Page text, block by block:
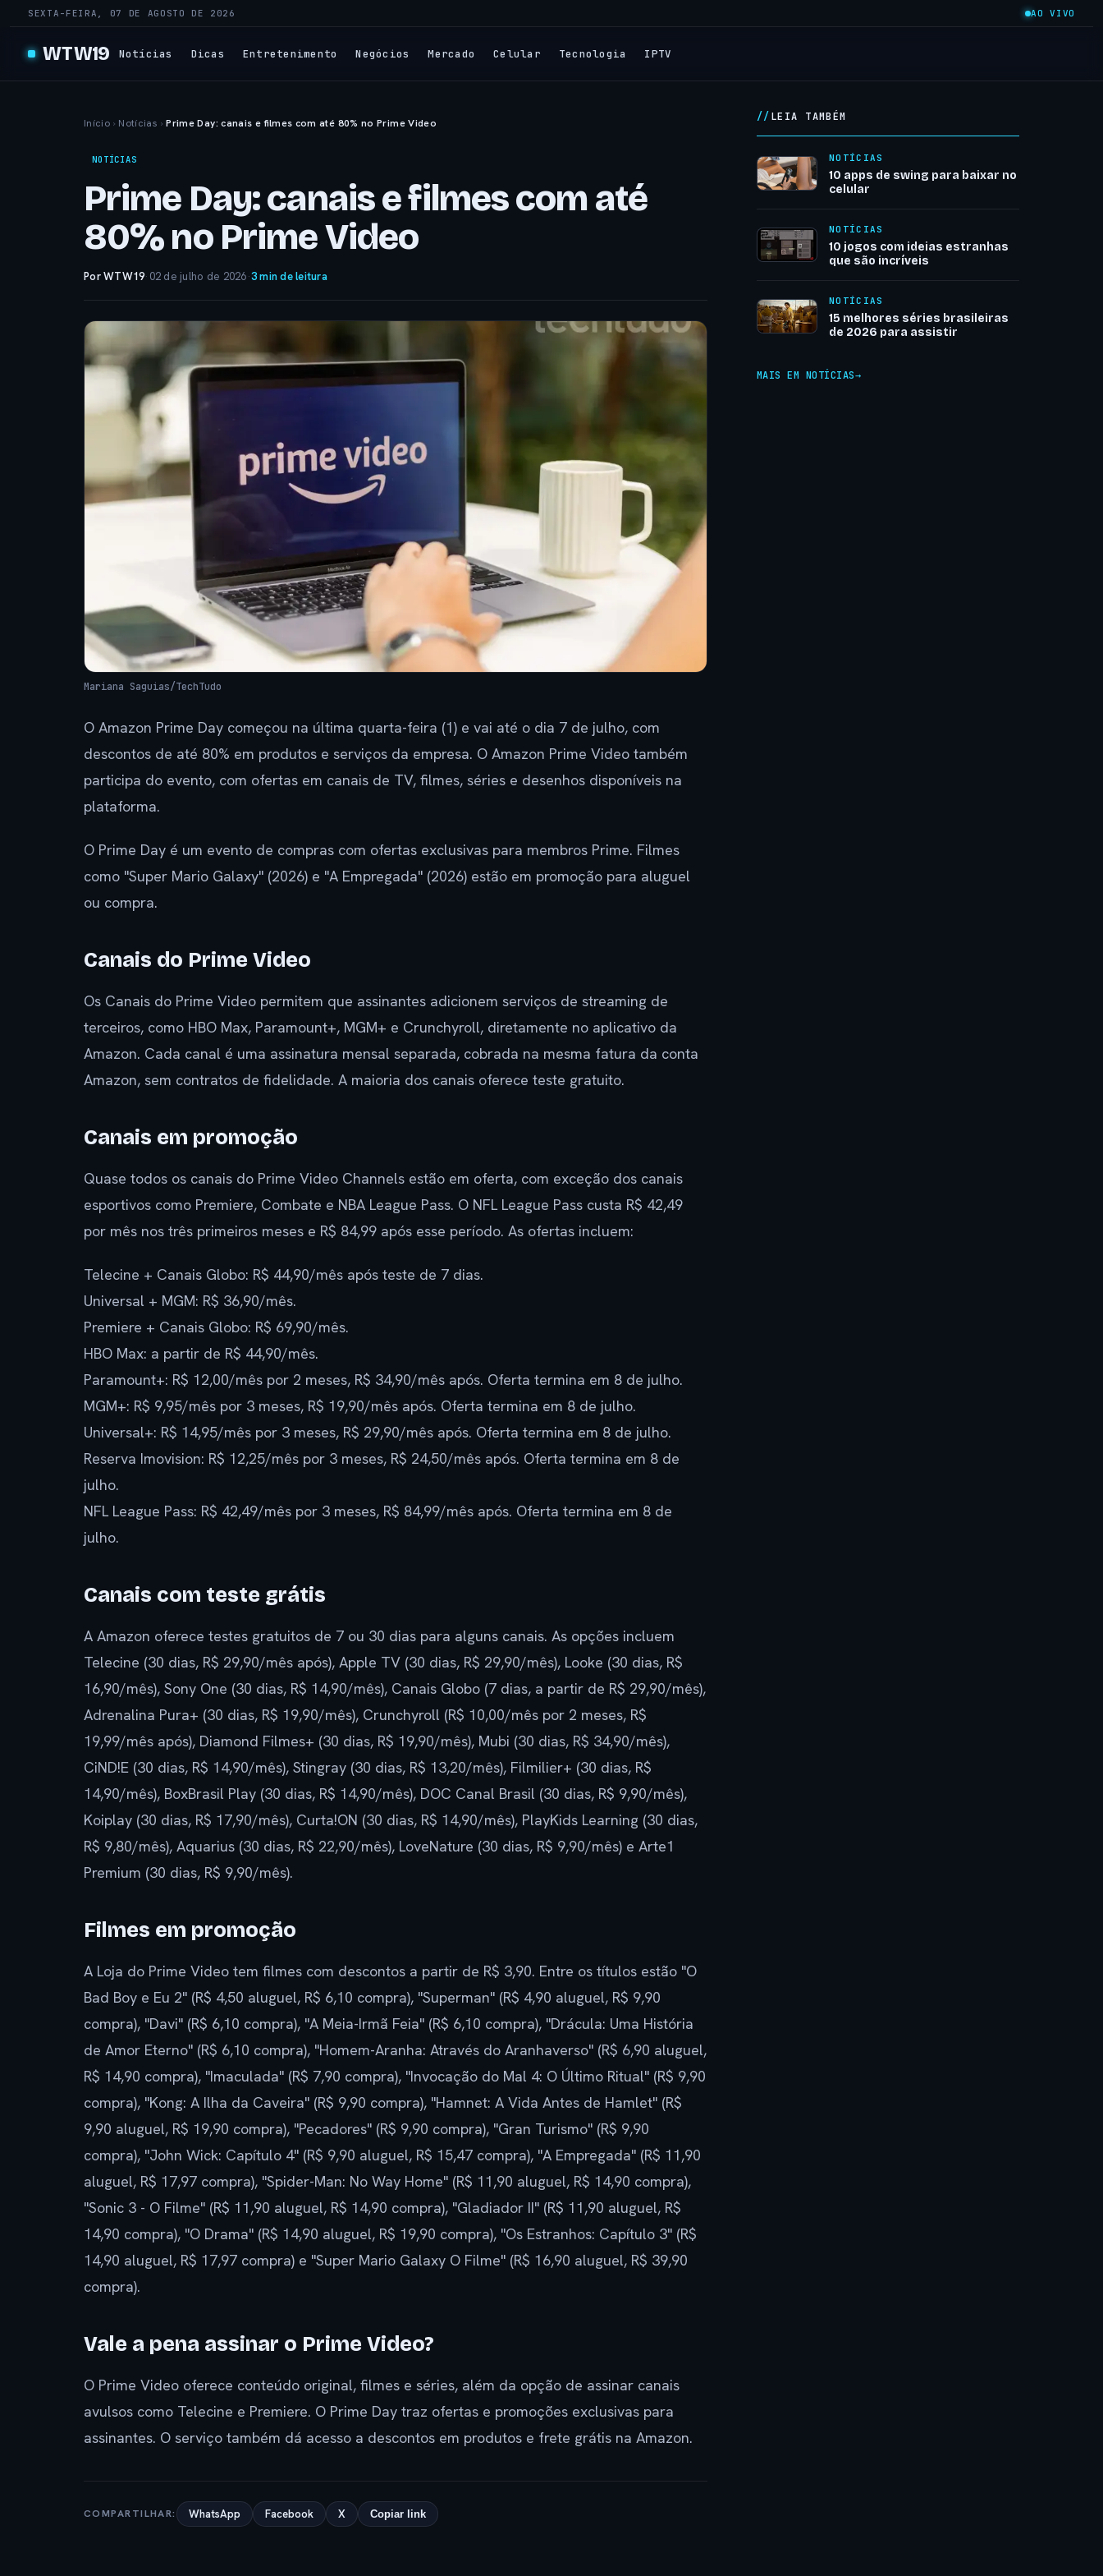
SEXTA-FEIRA, 07 DE AGOSTO DE 2026 AO VIVO
WTW19 Notícias Dicas Entretenimento Negócios Mercado Celular Tecnologia IPTV
Início › Notícias › Prime Day: canais e filmes com até 80% no Prime Video
NOTÍCIAS
Prime Day: canais e filmes com até
80% no Prime Video
Por WTW19· 02 de julho de 2026·3 min de leitura
Mariana Saguias/TechTudo
O Amazon Prime Day começou na última quarta-feira (1) e vai até o dia 7 de julho, com
descontos de até 80% em produtos e serviços da empresa. O Amazon Prime Video também
participa do evento, com ofertas em canais de TV, filmes, séries e desenhos disponíveis na
plataforma.
O Prime Day é um evento de compras com ofertas exclusivas para membros Prime. Filmes
como "Super Mario Galaxy" (2026) e "A Empregada" (2026) estão em promoção para aluguel
ou compra.
Canais do Prime Video
Os Canais do Prime Video permitem que assinantes adicionem serviços de streaming de
terceiros, como HBO Max, Paramount+, MGM+ e Crunchyroll, diretamente no aplicativo da
Amazon. Cada canal é uma assinatura mensal separada, cobrada na mesma fatura da conta
Amazon, sem contratos de fidelidade. A maioria dos canais oferece teste gratuito.
Canais em promoção
Quase todos os canais do Prime Video Channels estão em oferta, com exceção dos canais
esportivos como Premiere, Combate e NBA League Pass. O NFL League Pass custa R$ 42,49
por mês nos três primeiros meses e R$ 84,99 após esse período. As ofertas incluem:
Telecine + Canais Globo: R$ 44,90/mês após teste de 7 dias.
Universal + MGM: R$ 36,90/mês.
Premiere + Canais Globo: R$ 69,90/mês.
HBO Max: a partir de R$ 44,90/mês.
Paramount+: R$ 12,00/mês por 2 meses, R$ 34,90/mês após. Oferta termina em 8 de julho.
MGM+: R$ 9,95/mês por 3 meses, R$ 19,90/mês após. Oferta termina em 8 de julho.
Universal+: R$ 14,95/mês por 3 meses, R$ 29,90/mês após. Oferta termina em 8 de julho.
Reserva Imovision: R$ 12,25/mês por 3 meses, R$ 24,50/mês após. Oferta termina em 8 de
julho.
NFL League Pass: R$ 42,49/mês por 3 meses, R$ 84,99/mês após. Oferta termina em 8 de
julho.
Canais com teste grátis
A Amazon oferece testes gratuitos de 7 ou 30 dias para alguns canais. As opções incluem
Telecine (30 dias, R$ 29,90/mês após), Apple TV (30 dias, R$ 29,90/mês), Looke (30 dias, R$
16,90/mês), Sony One (30 dias, R$ 14,90/mês), Canais Globo (7 dias, a partir de R$ 29,90/mês),
Adrenalina Pura+ (30 dias, R$ 19,90/mês), Crunchyroll (R$ 10,00/mês por 2 meses, R$
19,99/mês após), Diamond Filmes+ (30 dias, R$ 19,90/mês), Mubi (30 dias, R$ 34,90/mês),
CiND!E (30 dias, R$ 14,90/mês), Stingray (30 dias, R$ 13,20/mês), Filmilier+ (30 dias, R$
14,90/mês), BoxBrasil Play (30 dias, R$ 14,90/mês), DOC Canal Brasil (30 dias, R$ 9,90/mês),
Koiplay (30 dias, R$ 17,90/mês), Curta!ON (30 dias, R$ 14,90/mês), PlayKids Learning (30 dias,
R$ 9,80/mês), Aquarius (30 dias, R$ 22,90/mês), LoveNature (30 dias, R$ 9,90/mês) e Arte1
Premium (30 dias, R$ 9,90/mês).
Filmes em promoção
A Loja do Prime Video tem filmes com descontos a partir de R$ 3,90. Entre os títulos estão "O
Bad Boy e Eu 2" (R$ 4,50 aluguel, R$ 6,10 compra), "Superman" (R$ 4,90 aluguel, R$ 9,90
compra), "Davi" (R$ 6,10 compra), "A Meia-Irmã Feia" (R$ 6,10 compra), "Drácula: Uma História
de Amor Eterno" (R$ 6,10 compra), "Homem-Aranha: Através do Aranhaverso" (R$ 6,90 aluguel,
R$ 14,90 compra), "Imaculada" (R$ 7,90 compra), "Invocação do Mal 4: O Último Ritual" (R$ 9,90
compra), "Kong: A Ilha da Caveira" (R$ 9,90 compra), "Hamnet: A Vida Antes de Hamlet" (R$
9,90 aluguel, R$ 19,90 compra), "Pecadores" (R$ 9,90 compra), "Gran Turismo" (R$ 9,90
compra), "John Wick: Capítulo 4" (R$ 9,90 aluguel, R$ 15,47 compra), "A Empregada" (R$ 11,90
aluguel, R$ 17,97 compra), "Spider-Man: No Way Home" (R$ 11,90 aluguel, R$ 14,90 compra),
"Sonic 3 - O Filme" (R$ 11,90 aluguel, R$ 14,90 compra), "Gladiador II" (R$ 11,90 aluguel, R$
14,90 compra), "O Drama" (R$ 14,90 aluguel, R$ 19,90 compra), "Os Estranhos: Capítulo 3" (R$
14,90 aluguel, R$ 17,97 compra) e "Super Mario Galaxy O Filme" (R$ 16,90 aluguel, R$ 39,90
compra).
Vale a pena assinar o Prime Video?
O Prime Video oferece conteúdo original, filmes e séries, além da opção de assinar canais
avulsos como Telecine e Premiere. O Prime Day traz ofertas e promoções exclusivas para
assinantes. O serviço também dá acesso a descontos em produtos e frete grátis na Amazon.
COMPARTILHAR: WhatsApp Facebook X Copiar link
LEIA TAMBÉM
NOTÍCIAS
10 apps de swing para baixar no
celular
NOTÍCIAS
10 jogos com ideias estranhas
que são incríveis
NOTÍCIAS
15 melhores séries brasileiras
de 2026 para assistir
MAIS EM NOTÍCIAS